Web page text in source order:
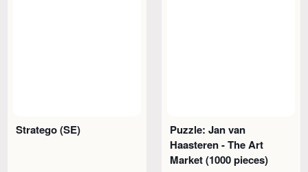
Stratego (SE)
Puzzle: Jan van
Haasteren - The Art
Market (1000 pieces)